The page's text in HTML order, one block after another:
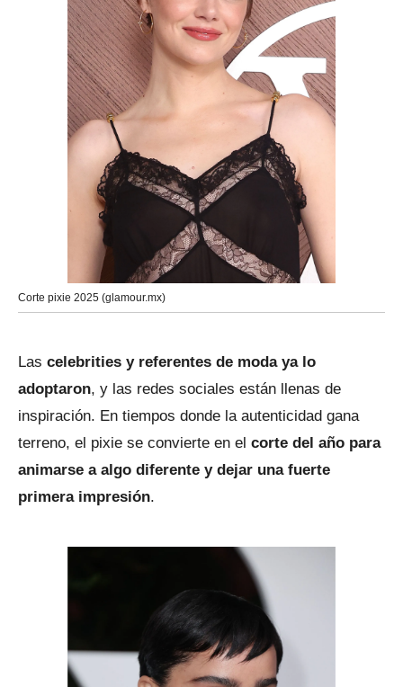
Corte pixie 2025 (glamour.mx)
Las celebrities y referentes de moda ya lo
adoptaron, y las redes sociales están llenas de
inspiración. En tiempos donde la autenticidad gana
terreno, el pixie se convierte en el corte del año para
animarse a algo diferente y dejar una fuerte
primera impresión.